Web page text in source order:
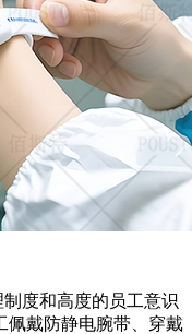
度和高度的员工意识
佩戴防静电腕带、穿戴